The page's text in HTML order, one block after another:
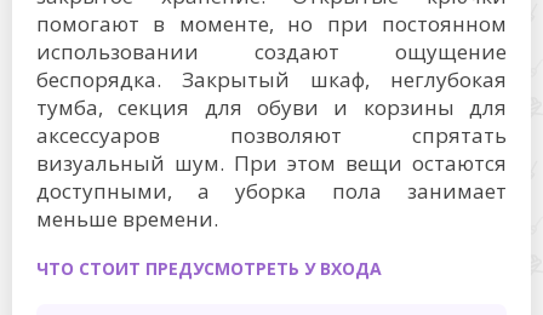
помогают в моменте, но при постоянном
использовании создают ощущение
беспорядка. Закрытый шкаф, неглубокая
тумба, секция для обуви и корзины для
аксессуаров позволяют спрятать
визуальный шум. При этом вещи остаются
доступными, а уборка пола занимает
меньше времени.
ЧТО СТОИТ ПРЕДУСМОТРЕТЬ У ВХОДА